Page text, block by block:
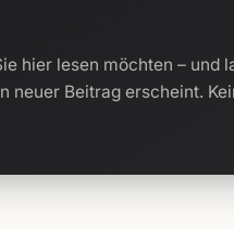
hier lesen möchten – und
neuer Beitrag erscheint.